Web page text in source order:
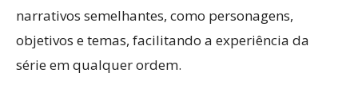
narrativos semelhantes, como personagens,
objetivos e temas, facilitando a experiência da
série em qualquer ordem.